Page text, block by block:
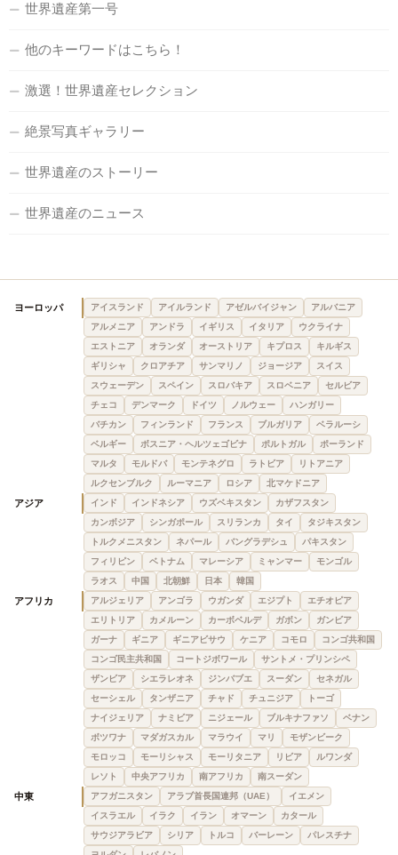
世界遺産第一号
他のキーワードはこちら！
激選！世界遺産セレクション
絶景写真ギャラリー
世界遺産のストーリー
世界遺産のニュース
ヨーロッパ アイスランド アイルランド アゼルバイジャン
アルバニア
アルメニア
アンドラ イギリス イタリア
ウクライナ
エストニア
オランダ オーストリア キプロス
キルギス
ギリシャ
クロアチア サンマリノ ジョージア
スイス
スウェーデン
スペイン スロバキア スロベニア
セルビア
チェコ
デンマーク ドイツ ノルウェー
ハンガリー
バチカン
フィンランド フランス ブルガリア
ベラルーシ
ベルギー
ボスニア・ヘルツェゴビナ ポルトガル
ポーランド
マルタ
モルドバ モンテネグロ ラトビア
リトアニア
ルクセンブルク
ルーマニア ロシア 北マケドニア
アジア インド インドネシア ウズベキスタン
カザフスタン
カンボジア
シンガポール スリランカ タイ
タジキスタン
トルクメニスタン
ネパール バングラデシュ
パキスタン
フィリピン
ベトナム マレーシア ミャンマー
モンゴル
ラオス
中国 北朝鮮 日本 韓国
アフリカ アルジェリア アンゴラ ウガンダ エジプト
エチオピア
エリトリア
カメルーン カーボベルデ ガボン
ガンビア
ガーナ
ギニア ギニアビサウ ケニア コモロ
コンゴ共和国
コンゴ民主共和国
コートジボワール
サントメ・プリンシペ
ザンビア
シエラレオネ ジンバブエ スーダン
セネガル
セーシェル
タンザニア チャド チュニジア
トーゴ
ナイジェリア
ナミビア ニジェール ブルキナファソ
ベナン
ボツワナ
マダガスカル マラウイ マリ
モザンビーク
モロッコ
モーリシャス モーリタニア リビア
ルワンダ
レソト
中央アフリカ 南アフリカ 南スーダン
中東 アフガニスタン アラブ首長国連邦（UAE）
イエメン
イスラエル
イラク イラン オマーン
カタール
サウジアラビア
シリア トルコ バーレーン
パレスチナ